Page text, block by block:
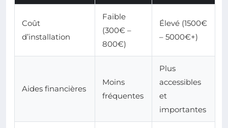
Coût
d’installation
Faible
(300€ –
800€)
Élevé (1500€
– 5000€+)
Aides financières
Moins
fréquentes
Plus
accessibles
et
importantes